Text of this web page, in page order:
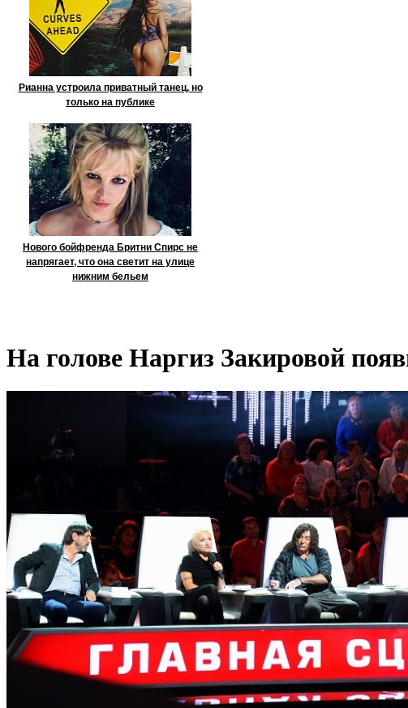
Рианна устроила приватный танец, но
только на публике
Нового бойфренда Бритни Спирс не
напрягает, что она светит на улице
нижним бельем
На голове Наргиз Закировой